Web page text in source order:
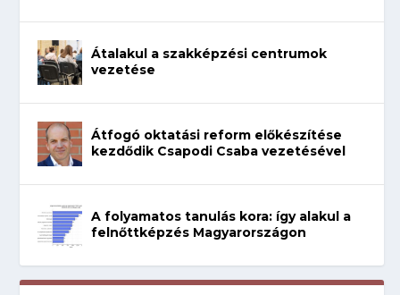
Átalakul a szakképzési centrumok
vezetése
Átfogó oktatási reform előkészítése
kezdődik Csapodi Csaba vezetésével
A folyamatos tanulás kora: így alakul a
felnőttképzés Magyarországon